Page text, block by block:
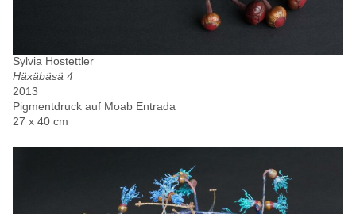
Sylvia Hostettler
Häxäbäsä 4
2013
Pigmentdruck auf Moab Entrada
27 x 40 cm